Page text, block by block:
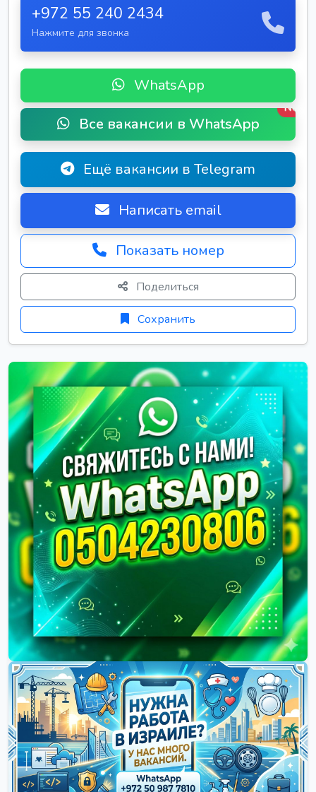
+972 55 240 2434
Нажмите для звонка
WhatsApp
Все вакансии в WhatsApp
New
Ещё вакансии в Telegram
Написать email
Показать номер
Поделиться
Сохранить